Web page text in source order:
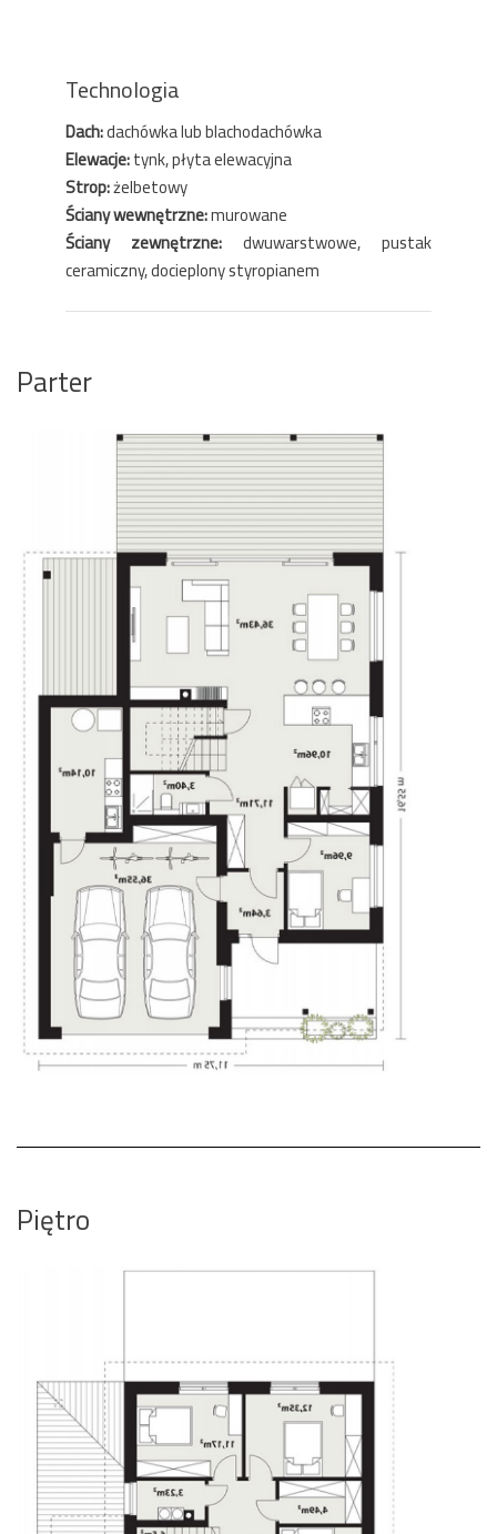
Technologia
Dach:dachówka lub blachodachówka
Elewacje:tynk, płyta elewacyjna
Strop:żelbetowy
Ściany wewnętrzne:murowane
Ściany zewnętrzne: dwuwarstwowe, pustak
ceramiczny, docieplony styropianem
Parter
Piętro